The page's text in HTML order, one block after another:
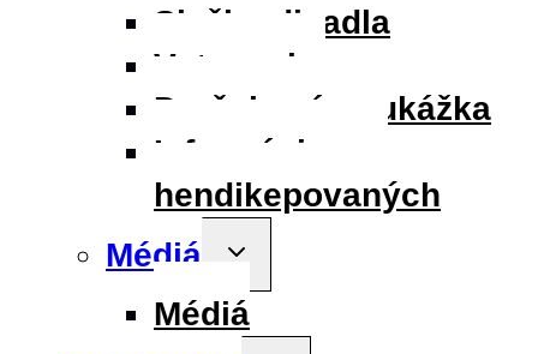
Služby divadla
Vstupenky
Darčeková poukážka
Informácie pre
hendikepovaných
Médiá
Toggle
menu
Médiá